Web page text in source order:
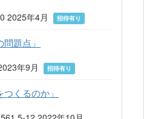
2025年4月
招待有り
題点」
年9月
招待有り
くるのか」